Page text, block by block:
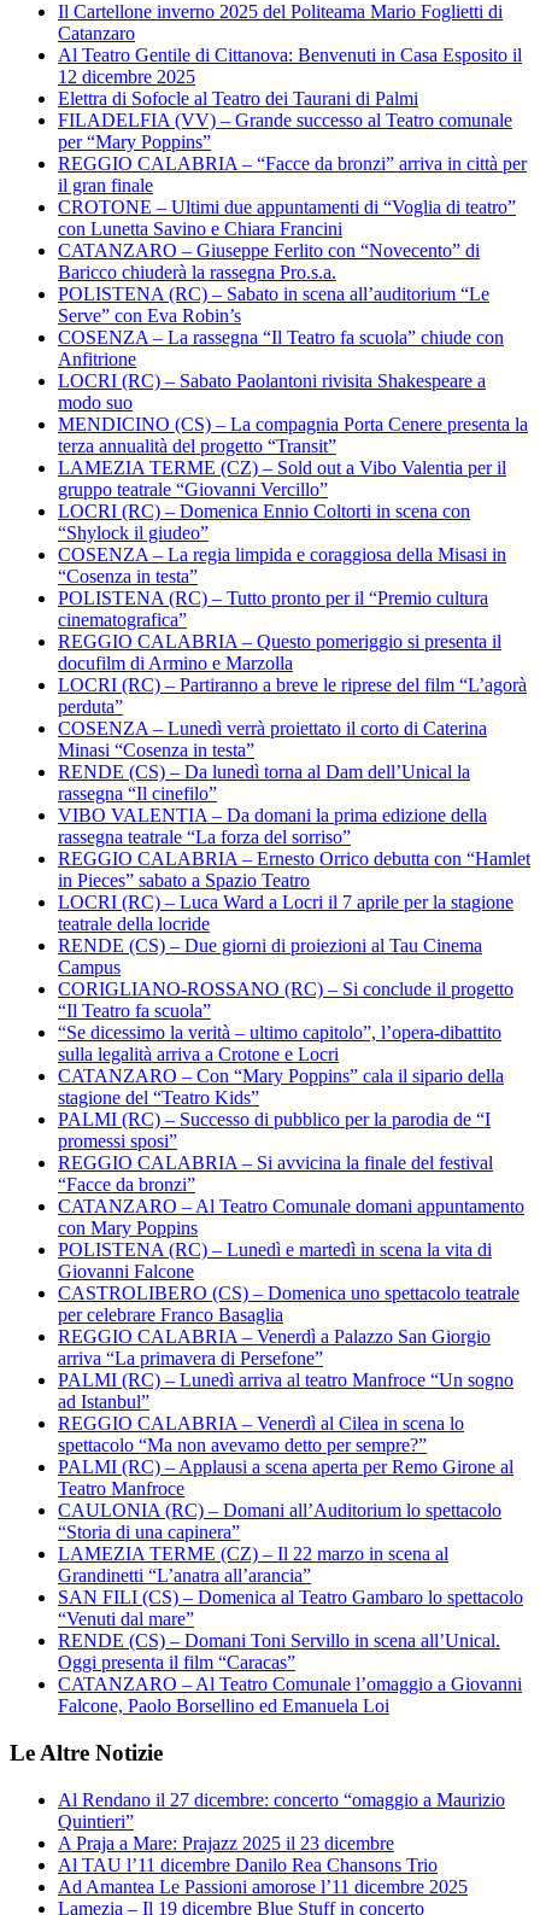
Il Cartellone inverno 2025 del Politeama Mario Foglietti di
Catanzaro
Al Teatro Gentile di Cittanova: Benvenuti in Casa Esposito il
12 dicembre 2025
Elettra di Sofocle al Teatro dei Taurani di Palmi
FILADELFIA (VV) – Grande successo al Teatro comunale
per “Mary Poppins”
REGGIO CALABRIA – “Facce da bronzi” arriva in città per
il gran finale
CROTONE – Ultimi due appuntamenti di “Voglia di teatro”
con Lunetta Savino e Chiara Francini
CATANZARO – Giuseppe Ferlito con “Novecento” di
Baricco chiuderà la rassegna Pro.s.a.
POLISTENA (RC) – Sabato in scena all’auditorium “Le
Serve” con Eva Robin’s
COSENZA – La rassegna “Il Teatro fa scuola” chiude con
Anfitrione
LOCRI (RC) – Sabato Paolantoni rivisita Shakespeare a
modo suo
MENDICINO (CS) – La compagnia Porta Cenere presenta la
terza annualità del progetto “Transit”
LAMEZIA TERME (CZ) – Sold out a Vibo Valentia per il
gruppo teatrale “Giovanni Vercillo”
LOCRI (RC) – Domenica Ennio Coltorti in scena con
“Shylock il giudeo”
COSENZA – La regia limpida e coraggiosa della Misasi in
“Cosenza in testa”
POLISTENA (RC) – Tutto pronto per il “Premio cultura
cinematografica”
REGGIO CALABRIA – Questo pomeriggio si presenta il
docufilm di Armino e Marzolla
LOCRI (RC) – Partiranno a breve le riprese del film “L’agorà
perduta”
COSENZA – Lunedì verrà proiettato il corto di Caterina
Minasi “Cosenza in testa”
RENDE (CS) – Da lunedì torna al Dam dell’Unical la
rassegna “Il cinefilo”
VIBO VALENTIA – Da domani la prima edizione della
rassegna teatrale “La forza del sorriso”
REGGIO CALABRIA – Ernesto Orrico debutta con “Hamlet
in Pieces” sabato a Spazio Teatro
LOCRI (RC) – Luca Ward a Locri il 7 aprile per la stagione
teatrale della locride
RENDE (CS) – Due giorni di proiezioni al Tau Cinema
Campus
CORIGLIANO-ROSSANO (RC) – Si conclude il progetto
“Il Teatro fa scuola”
“Se dicessimo la verità – ultimo capitolo”, l’opera-dibattito
sulla legalità arriva a Crotone e Locri
CATANZARO – Con “Mary Poppins” cala il sipario della
stagione del “Teatro Kids”
PALMI (RC) – Successo di pubblico per la parodia de “I
promessi sposi”
REGGIO CALABRIA – Si avvicina la finale del festival
“Facce da bronzi”
CATANZARO – Al Teatro Comunale domani appuntamento
con Mary Poppins
POLISTENA (RC) – Lunedì e martedì in scena la vita di
Giovanni Falcone
CASTROLIBERO (CS) – Domenica uno spettacolo teatrale
per celebrare Franco Basaglia
REGGIO CALABRIA – Venerdì a Palazzo San Giorgio
arriva “La primavera di Persefone”
PALMI (RC) – Lunedì arriva al teatro Manfroce “Un sogno
ad Istanbul”
REGGIO CALABRIA – Venerdì al Cilea in scena lo
spettacolo “Ma non avevamo detto per sempre?”
PALMI (RC) – Applausi a scena aperta per Remo Girone al
Teatro Manfroce
CAULONIA (RC) – Domani all’Auditorium lo spettacolo
“Storia di una capinera”
LAMEZIA TERME (CZ) – Il 22 marzo in scena al
Grandinetti “L’anatra all’arancia”
SAN FILI (CS) – Domenica al Teatro Gambaro lo spettacolo
“Venuti dal mare”
RENDE (CS) – Domani Toni Servillo in scena all’Unical.
Oggi presenta il film “Caracas”
CATANZARO – Al Teatro Comunale l’omaggio a Giovanni
Falcone, Paolo Borsellino ed Emanuela Loi
Le Altre Notizie
Al Rendano il 27 dicembre: concerto “omaggio a Maurizio
Quintieri”
A Praja a Mare: Prajazz 2025 il 23 dicembre
Al TAU l’11 dicembre Danilo Rea Chansons Trio
Ad Amantea Le Passioni amorose l’11 dicembre 2025
Lamezia – Il 19 dicembre Blue Stuff in concerto